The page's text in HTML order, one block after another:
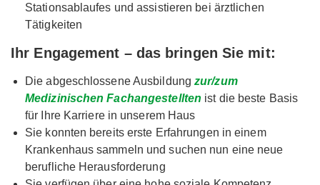
Stationsablaufes und assistieren bei ärztlichen
Tätigkeiten
Ihr Engagement – das bringen Sie mit:
Die abgeschlossene Ausbildung zur/zum
Medizinischen Fachangestellten ist die beste Basis
für Ihre Karriere in unserem Haus
Sie konnten bereits erste Erfahrungen in einem
Krankenhaus sammeln und suchen nun eine neue
berufliche Herausforderung